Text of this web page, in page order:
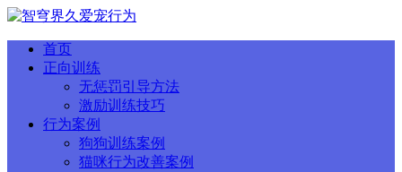
首页
正向训练
无惩罚引导方法
激励训练技巧
行为案例
狗狗训练案例
猫咪行为改善案例